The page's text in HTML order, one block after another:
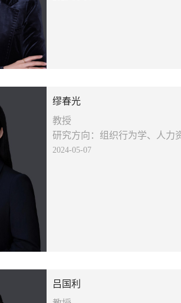
缪春光
教授
研究方向：组织行为学、人力
2024-05-07
吕国利